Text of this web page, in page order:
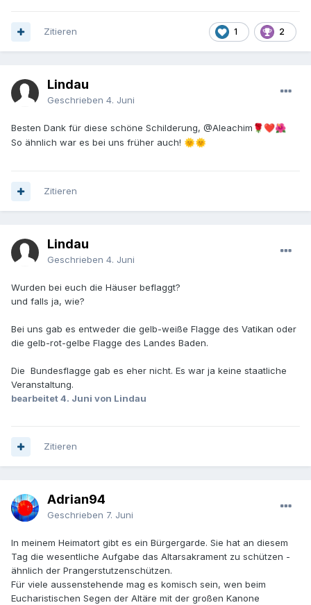
1 2
Zitieren
Lindau
Geschrieben 4. Juni
Besten Dank für diese schöne Schilderung, @Aleachim 🌹 ❤️🌺
So ähnlich war es bei uns früher auch! 🌞🌞
Zitieren
Lindau
Geschrieben 4. Juni
Wurden bei euch die Häuser beflaggt?
und falls ja, wie?
Bei uns gab es entweder die gelb-weiße Flagge des Vatikan oder
die gelb-rot-gelbe Flagge des Landes Baden.
Die Bundesflagge gab es eher nicht. Es war ja keine staatliche
Veranstaltung.
bearbeitet4. Juni von Lindau
Zitieren
Adrian94
Geschrieben 7. Juni
In meinem Heimatort gibt es ein Bürgergarde. Sie hat an diesem
Tag die wesentliche Aufgabe das Altarsakrament zu schützen -
ähnlich der Prangerstutzenschützen.
Für viele aussenstehende mag es komisch sein, wen beim
Eucharistischen Segen der Altäre mit der großen Kanone